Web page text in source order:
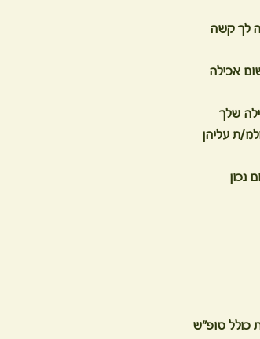
לך קשה
אכילה
שלך
ת עליהן
נכון
כולל סופ"ש